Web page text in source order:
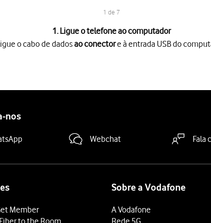
1 de 7
1. Ligue o telefone ao computador
o cabo de dadosao conectore à entrada USB do
sistema de ficheiros do computador ou do telefone.
e mova-o ou copie-o para a localização pretendida.
nos
Webchat Fala
Member
to the Room
Sobre a Vodafone
A Vodafone
Rede 5G